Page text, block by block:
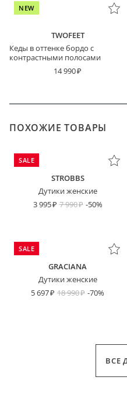
NEW
TWOFEET
Кеды в оттенке бордо с
контрастными полосами
14 990
ПОХОЖИЕ ТОВАРЫ
SALE
STROBBS
Дутики женские
3 995
7 990 -50%
SALE
GRACIANA
Дутики женские
5 697
18 990 -70%
ВСЕ